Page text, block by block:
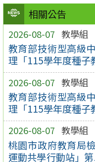
相關公告
2026-08-07 教學組
教育部技術型高級
理「115學年度種子
2026-08-07 教學組
教育部技術型高級
理「115學年度種子
2026-08-07 教學組
桃園市政府教育局
運動共學行動站」